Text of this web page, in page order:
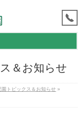
＆お知らせ
園トピックス＆お知らせ »